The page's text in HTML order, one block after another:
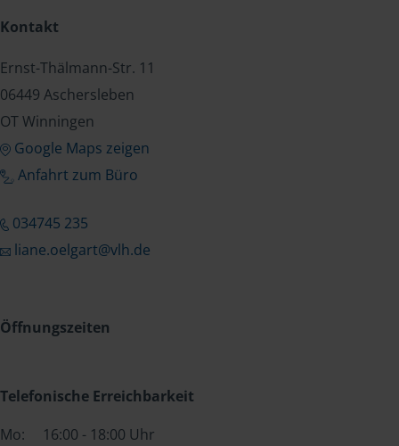
Kontakt
Ernst-Thälmann-Str. 11
06449 Aschersleben
OT Winningen
Google Maps zeigen
Anfahrt zum Büro
034745 235
liane.oelgart@vlh.de
Öffnungszeiten
Telefonische Erreichbarkeit
Mo:
16:00 - 18:00 Uhr